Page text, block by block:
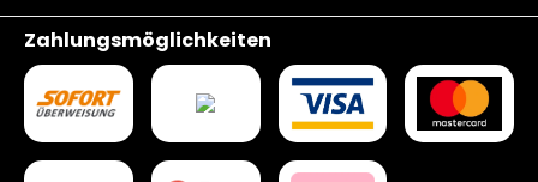
Zahlungsmöglichkeiten